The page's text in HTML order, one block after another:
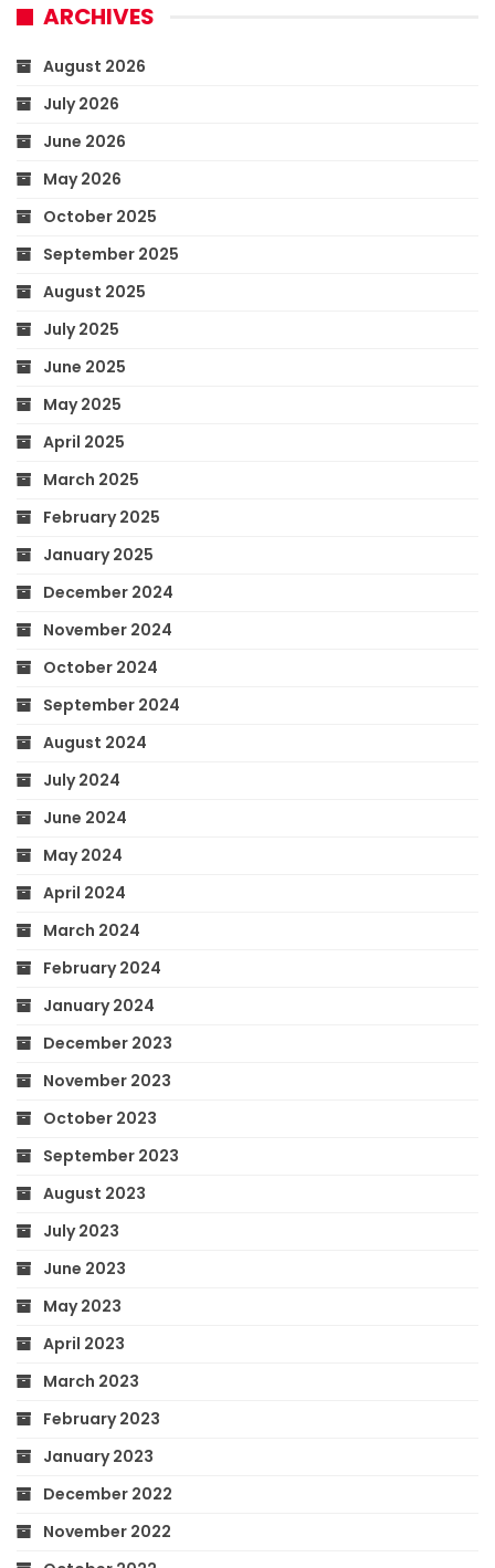
ARCHIVES
August 2026
July 2026
June 2026
May 2026
October 2025
September 2025
August 2025
July 2025
June 2025
May 2025
April 2025
March 2025
February 2025
January 2025
December 2024
November 2024
October 2024
September 2024
August 2024
July 2024
June 2024
May 2024
April 2024
March 2024
February 2024
January 2024
December 2023
November 2023
October 2023
September 2023
August 2023
July 2023
June 2023
May 2023
April 2023
March 2023
February 2023
January 2023
December 2022
November 2022